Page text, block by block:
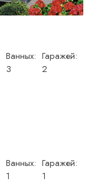
Ванных:
3
Гаражей:
2
Ванных:
1
Гаражей:
1